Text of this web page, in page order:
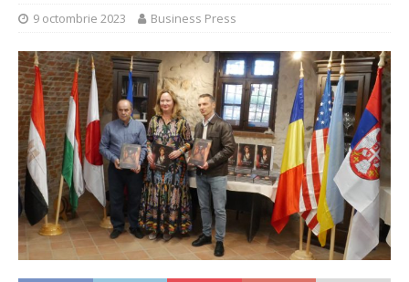
9 octombrie 2023 Business Press